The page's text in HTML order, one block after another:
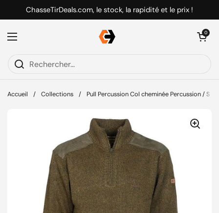
Passer au contenu
ChasseTirDeals.com, le stock, la rapidité et le prix !
Ouvrir le menu
Ouvrir le
0
Accueil / Collections / Pull Percussion Col cheminée Percussion / S